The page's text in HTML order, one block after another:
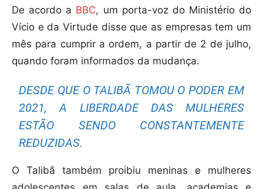
De acordo a BBC, um porta-voz do Ministério do
Vício e da Virtude disse que as empresas tem um
mês para cumprir a ordem, a partir de 2 de julho,
quando foram informados da mudança.
DESDE QUE O TALIBÃ TOMOU O PODER EM
2021, A LIBERDADE DAS MULHERES
ESTÃO SENDO CONSTANTEMENTE
REDUZIDAS.
O Talibã também proibiu meninas e mulheres